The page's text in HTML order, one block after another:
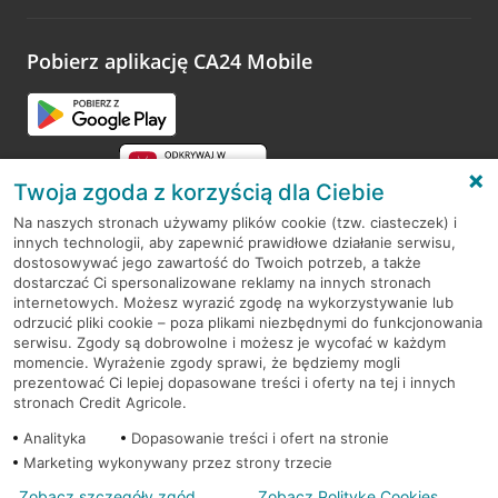
opinie.
Pobierz aplikację CA24 Mobile
RODO
Regulamin serwisu
Mapa serwisu
PolitykaCookies
Twoja zgoda z korzyścią dla Ciebie
Na naszych stronach używamy plików cookie (tzw. ciasteczek) i
innych technologii, aby zapewnić prawidłowe działanie serwisu,
dostosowywać jego zawartość do Twoich potrzeb, a także
dostarczać Ci spersonalizowane reklamy na innych stronach
internetowych. Możesz wyrazić zgodę na wykorzystywanie lub
odrzucić pliki cookie – poza plikami niezbędnymi do funkcjonowania
serwisu. Zgody są dobrowolne i możesz je wycofać w każdym
momencie. Wyrażenie zgody sprawi, że będziemy mogli
prezentować Ci lepiej dopasowane treści i oferty na tej i innych
stronach Credit Agricole.
Analityka
Dopasowanie treści i ofert na stronie
Marketing wykonywany przez strony trzecie